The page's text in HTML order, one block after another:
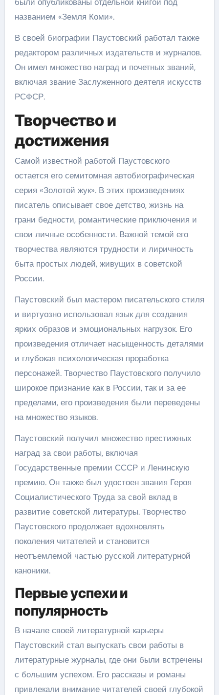
названием «Земля Коми».
В своей биографии Паустовский работал также
редактором различных издательств и журналов.
Он имел множество наград и почетных званий,
включая звание Заслуженного деятеля искусств
РСФСР.
Творчество и
достижения
Самой известной работой Паустовского
остается его семитомная автобиографическая
серия «Золотой жук». В этих произведениях
писатель описывает свое детство, жизнь на
грани бедности, романтические приключения и
свои личные особенности. Важной темой его
творчества являются трудности и лиричность
быта простых людей, живущих в советской
России.
Паустовский был мастером писательского стиля
и виртуозно использовал язык для создания
ярких образов и эмоциональных нагрузок. Его
произведения отличает насыщенность деталями
и глубокая психологическая проработка
персонажей. Творчество Паустовского получило
широкое признание как в России, так и за ее
пределами, его произведения были переведены
на множество языков.
Паустовский получил множество престижных
наград за свои работы, включая
Государственные премии СССР и Ленинскую
премию. Он также был удостоен звания Героя
Социалистического Труда за свой вклад в
развитие советской литературы. Творчество
Паустовского продолжает вдохновлять
поколения читателей и становится
неотъемлемой частью русской литературной
каноники.
Первые успехи и
популярность
В начале своей литературной карьеры
Паустовский стал выпускать свои работы в
литературные журналы, где они были встречены
с большим успехом. Его рассказы и романы
привлекали внимание читателей своей глубокой